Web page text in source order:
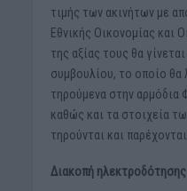
τιμής των ακινήτων με
Εθνικής Οικονομίας και
της αξίας τους θα
συμβουλίου, το οποίο θα
τηρούμενα στην αρμόδια
καθώς και τα στοιχεία
τηρούνται και
Διακοπή ηλεκτροδότησης